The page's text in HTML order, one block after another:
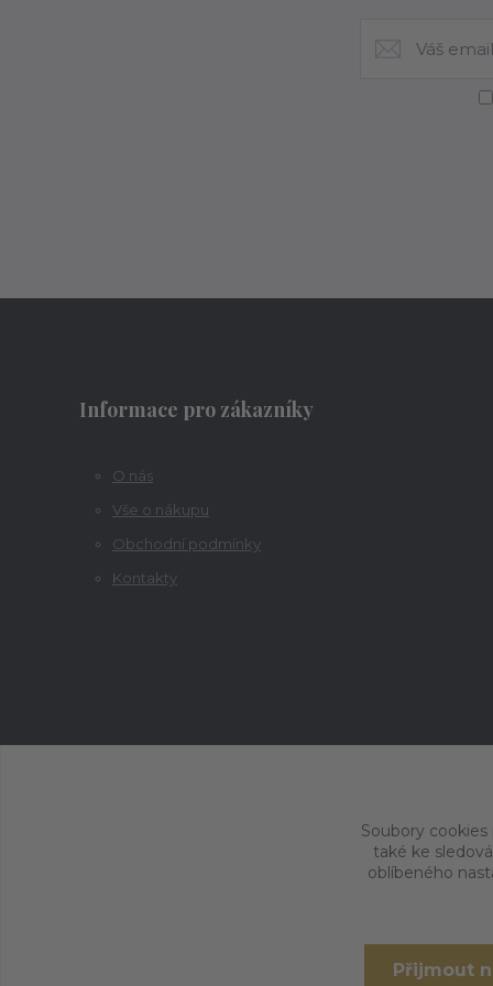
Informace pro zákazníky
O nás
Vše o nákupu
Obchodní podmínky
Kontakty
Soubory
také ke
oblíbeného
Přijmout